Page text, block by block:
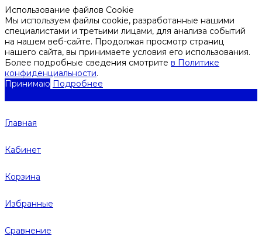
Использование файлов Cookie
Мы используем файлы cookie, разработанные нашими
специалистами и третьими лицами, для анализа событий
на нашем веб-сайте. Продолжая просмотр страниц
нашего сайта, вы принимаете условия его использования.
Более подробные сведения смотрите в Политике
конфиденциальности.
Принимаю Подробнее
Главная
Кабинет
Корзина
Избранные
Сравнение